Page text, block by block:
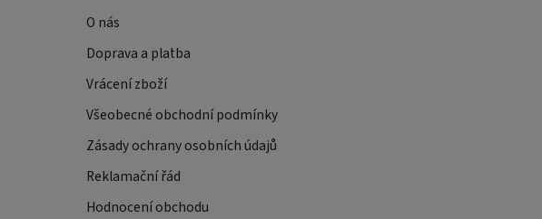
O nás
Doprava a platba
Vrácení zboží
Všeobecné obchodní podmínky
Zásady ochrany osobních údajů
Reklamační řád
Hodnocení obchodu